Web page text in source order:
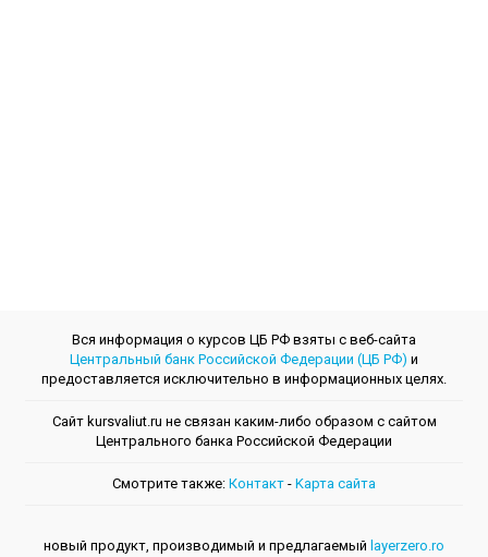
Вся информация о курсов ЦБ РФ взяты с веб-сайта
Центральный банк Российской Федерации (ЦБ РФ) и
предоставляется исключительно в информационных целях.
Сайт kursvaliut.ru не связан каким-либо образом с сайтом
Центрального банкa Российской Федерации
Смотрите также: Контакт - Kарта сайта
новый продукт, производимый и предлагаемый layerzero.ro